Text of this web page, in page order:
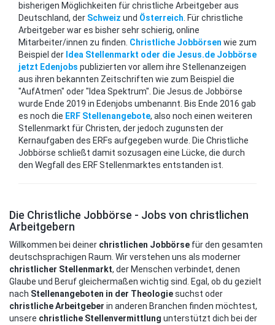
bisherigen Möglichkeiten für christliche Arbeitgeber aus
Deutschland, der Schweiz und Österreich . Für christliche
Arbeitgeber war es bisher sehr schierig, online
Mitarbeiter/innen zu finden. Christliche Jobbörsen wie zum
Beispiel der Idea Stellenmarkt oder die Jesus.de Jobbörse
jetzt Edenjobs publizierten vor allem ihre Stellenanzeigen
aus ihren bekannten Zeitschriften wie zum Beispiel die
"AufAtmen" oder "Idea Spektrum". Die Jesus.de Jobbörse
wurde Ende 2019 in Edenjobs umbenannt. Bis Ende 2016 gab
es noch die ERF Stellenangebote, also noch einen weiteren
Stellenmarkt für Christen, der jedoch zugunsten der
Kernaufgaben des ERFs aufgegeben wurde. Die Christliche
Jobbörse schließt damit sozusagen eine Lücke, die durch
den Wegfall des ERF Stellenmarktes entstanden ist.
Die Christliche Jobbörse - Jobs von christlichen
Arbeitgebern
Willkommen bei deiner christlichen Jobbörse für den gesamten
deutschsprachigen Raum. Wir verstehen uns als moderner
christlicher Stellenmarkt, der Menschen verbindet, denen
Glaube und Beruf gleichermaßen wichtig sind. Egal, ob du gezielt
nach Stellenangeboten in der Theologiesuchst oder
christliche Arbeitgeber in anderen Branchen finden möchtest,
unsere christliche Stellenvermittlung unterstützt dich bei der